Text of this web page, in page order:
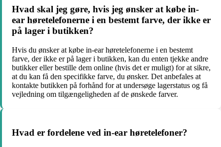
Hvad skal jeg gøre, hvis jeg ønsker at købe in-
ear høretelefonerne i en bestemt farve, der ikke er
på lager i butikken?
Hvis du ønsker at købe in-ear høretelefonerne i en bestemt
farve, der ikke er på lager i butikken, kan du enten tjekke andre
butikker eller bestille dem online (hvis det er muligt) for at sikre,
at du kan få den specifikke farve, du ønsker. Det anbefales at
kontakte butikken på forhånd for at undersøge lagerstatus og få
vejledning om tilgængeligheden af de ønskede farver.
Hvad er fordelene ved in-ear høretelefoner?